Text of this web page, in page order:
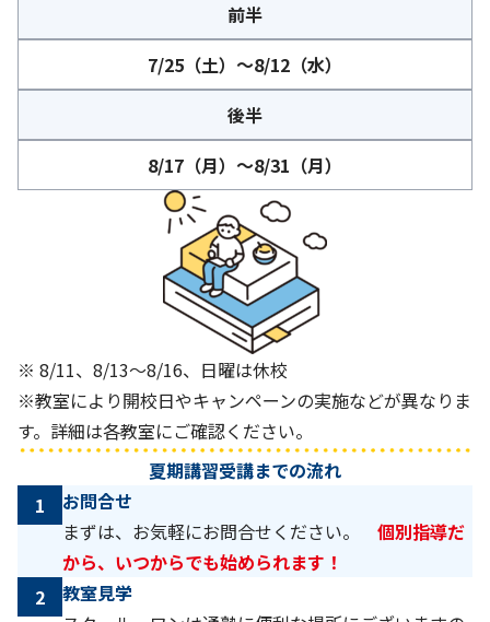
前半
7/25（土）～8/12（水）
後半
8/17（月）～8/31（月）
※ 8/11、8/13～8/16、日曜は休校
※教室により開校日やキャンペーンの実施などが異なりま
す。詳細は各教室にご確認ください。
夏期講習受講までの流れ
1
お問合せ
まずは、お気軽にお問合せください。 個別指導だ
から、いつからでも始められます！
2
教室見学